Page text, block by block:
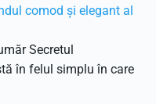
comod și elegant al
Secretul
în felul simplu în care